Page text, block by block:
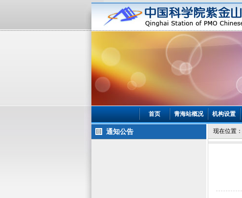
首页 青海站概况 机构设置
通知公告 现在位置：